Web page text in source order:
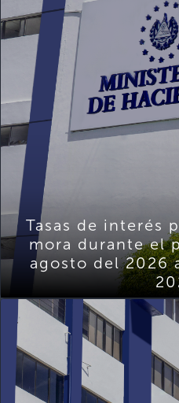
Tasas de interés
mora durante el
agosto del 2026